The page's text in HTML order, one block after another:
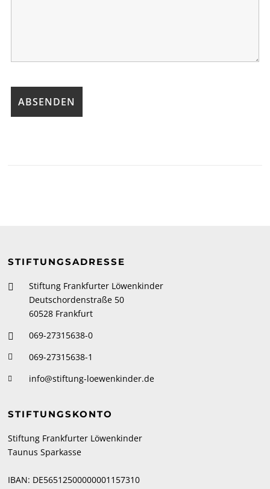
STIFTUNGSADRESSE
Stiftung Frankfurter Löwenkinder
Deutschordenstraße 50
60528 Frankfurt
069-27315638-0
069-27315638-1
info@stiftung-loewenkinder.de
STIFTUNGSKONTO
Stiftung Frankfurter Löwenkinder
Taunus Sparkasse
IBAN: DE56512500000001157310